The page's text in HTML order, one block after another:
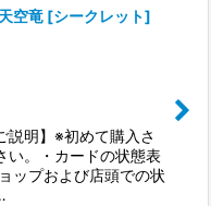
空竜 [シークレット]
説明】※初めて購入さ
い。・カードの状態表
ップおよび店頭での状